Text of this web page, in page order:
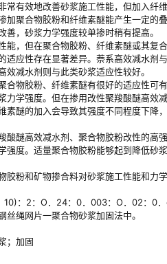
常有效地改善砂浆施工性能，但加入纤
加聚合物胶粉和纤维素醚能产生一定的叠
善，砂浆力学强度较单掺时稍有提高。
能，但在聚合物胶粉、纤维素醚或其复
适应性存在显著差异。萘系高效减水剂
效减水剂则与此类砂浆适应性较好。
合物胶粉、纤维素醚有很好的适应性可
力学强度。但在掺用改性聚羧酸醚高效
素醚的加入会导致其强度不同程度下降
酸醚高效减水剂、聚合物胶粉改性的高
强度。适量聚合物胶粉能够起到降低砂
胶粉和矿物掺合料对砂浆施工性能和力
：2：O．24：0．003：O．02：0
绳网片一聚合物砂浆加固法中。
；加固